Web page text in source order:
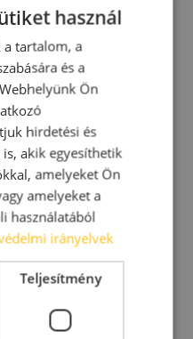
használ
a tartalom, a
és a
Ön
hirdetési és
akik egyesíthetik
amelyeket Ön
amelyeket a
használatából
irányelvek
Teljesítmény